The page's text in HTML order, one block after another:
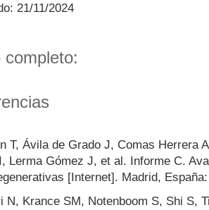
21/11/2024
completo:
T, Ávila de Grado J, Comas Herrera
Lerma Gómez J, et al. Informe C.
[Internet]. Madrid,
N, Krance SM, Notenboom S, Shi S,